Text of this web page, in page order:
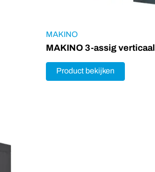
MAKINO
MAKINO 3-assig verticaal
Product bekijken